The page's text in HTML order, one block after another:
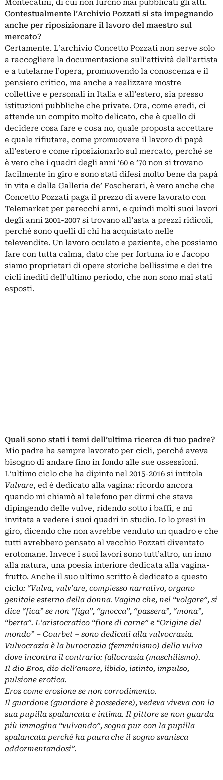
Montecatini, di cui non furono mai pubblicati gli atti.
Contestualmente l’Archivio Pozzati si sta impegnando
anche per riposizionare il lavoro del maestro sul
mercato?
Certamente. L’archivio Concetto Pozzati non serve solo
a raccogliere la documentazione sull’attività dell’artista
e a tutelarne l’opera, promuovendo la conoscenza e il
pensiero critico, ma anche a realizzare mostre
collettive e personali in Italia e all’estero, sia presso
istituzioni pubbliche che private. Ora, come eredi, ci
attende un compito molto delicato, che è quello di
decidere cosa fare e cosa no, quale proposta accettare
e quale rifiutare, come promuovere il lavoro di papà
all’estero e come riposizionarlo sul mercato, perché se
è vero che i quadri degli anni ’60 e ’70 non si trovano
facilmente in giro e sono stati difesi molto bene da papà
in vita e dalla Galleria de’ Foscherari, è vero anche che
Concetto Pozzati paga il prezzo di avere lavorato con
Telemarket per parecchi anni, e quindi molti suoi lavori
degli anni 2001-2007 si trovano all’asta a prezzi ridicoli,
perché sono quelli di chi ha acquistato nelle
televendite. Un lavoro oculato e paziente, che possiamo
fare con tutta calma, dato che per fortuna io e Jacopo
siamo proprietari di opere storiche bellissime e dei tre
cicli inediti dell’ultimo periodo, che non sono mai stati
esposti.
Quali sono stati i temi dell’ultima ricerca di tuo padre?
Mio padre ha sempre lavorato per cicli, perché aveva
bisogno di andare fino in fondo alle sue ossessioni.
L’ultimo ciclo che ha dipinto nel 2015-2016 si intitola
Vulvare, ed è dedicato alla vagina: ricordo ancora
quando mi chiamò al telefono per dirmi che stava
dipingendo delle vulve, ridendo sotto i baffi, e mi
invitata a vedere i suoi quadri in studio. Io lo presi in
giro, dicendo che non avrebbe venduto un quadro e che
tutti avrebbero pensato al vecchio Pozzati diventato
erotomane. Invece i suoi lavori sono tutt’altro, un inno
alla natura, una poesia interiore dedicata alla vagina-
frutto. Anche il suo ultimo scritto è dedicato a questo
ciclo: “Vulva, vulv’are, complesso narrativo, organo
genitale esterno della donna. Vagina che, nel “volgare”, si
dice “fica” se non “figa”, “gnocca”, “passera”, “mona”,
“berta”. L’aristocratico “fiore di carne” e “Origine del
mondo” – Courbet – sono dedicati alla vulvocrazia.
Vulvocrazia è la burocrazia (femminismo) della vulva
dove incontra il contrario: fallocrazia (maschilismo).
Il dio Eros, dio dell’amore, libido, istinto, impulso,
pulsione erotica.
Eros come erosione se non corrodimento.
Il guardone (guardare è possedere), vedeva viveva con la
sua pupilla spalancata e intima. Il pittore se non guarda
più immagina “vulvando”, sogna pur con la pupilla
spalancata perché ha paura che il sogno svanisca
addormentandosi”.